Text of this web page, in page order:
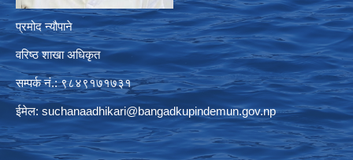
प्रमोद न्यौपाने
वरिष्ठ शाखा अधिकृत
सम्पर्क नं.: ९८४९१७१७३१
ईमेल: suchanaadhikari@bangadkupindemun.gov.np